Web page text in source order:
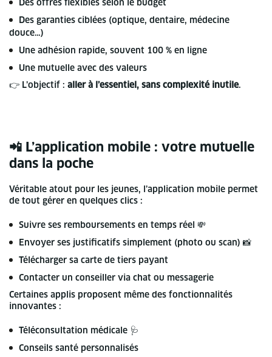
Des offres flexibles selon le budget
Des garanties ciblées (optique, dentaire, médecine
douce…)
Une adhésion rapide, souvent 100 % en ligne
Une mutuelle avec des valeurs
👉 L’objectif : aller à l’essentiel, sans complexité inutile.
📲 L’application mobile : votre mutuelle
dans la poche
Véritable atout pour les jeunes, l’application mobile permet
de tout gérer en quelques clics :
Suivre ses remboursements en temps réel 💸
Envoyer ses justificatifs simplement (photo ou scan) 📸
Télécharger sa carte de tiers payant
Contacter un conseiller via chat ou messagerie
Certaines applis proposent même des fonctionnalités
innovantes :
Téléconsultation médicale 🩺
Conseils santé personnalisés